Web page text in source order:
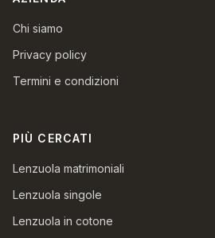
Chi siamo
Privacy policy
Termini e condizioni
PIÙ CERCATI
Lenzuola matrimoniali
Lenzuola singole
Lenzuola in cotone